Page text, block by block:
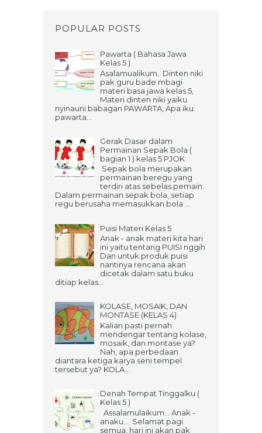
POPULAR POSTS
Pawarta ( Bahasa Jawa
Kelas 5 )
Asalamualikum.. Dinten niki
pak guru bade mbagi
materi basa jawa kelas 5,
Materi dinten niki yaiku
nyinauni babagan PAWARTA, Apa iku
pawarta...
Gerak Dasar dalam
Permainan Sepak Bola (
bagian 1 ) kelas 5 PJOK
Sepak bola merupakan
permainan beregu yang
terdiri atas sebelas pemain.
Dalam permainan sepak bola, setiap
regu berusaha memasukkan bola ...
Puisi Materi Kelas 5
Anak - anak materi kita hari
ini yaitu tentang PUISI nggih
Dan untuk produk puisi
nantinya rencana akan
dicetak dalam satu buku
ditiap kelas...
KOLASE, MOSAIK, DAN
MONTASE (KELAS 4)
Kalian pasti pernah
mendengar tentang kolase,
mosaik, dan montase ya?
Nah, apa perbedaan
diantara ketiga karya seni tempel
tersebut ya? KOLA...
Denah Tempat Tinggalku (
Kelas 5 )
Assalamulaikum... Anak -
anaku.... Selamat pagi
semua, hari ini akan pak